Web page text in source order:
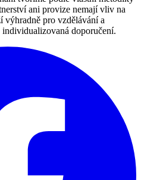
ani provize nemají vliv na
výhradně pro vzdělávání a
doporučení.